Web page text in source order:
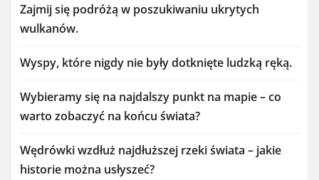
Zajmij się podróżą w poszukiwaniu ukrytych
wulkanów.
Wyspy, które nigdy nie były dotknięte ludzką ręką.
Wybieramy się na najdalszy punkt na mapie – co
warto zobaczyć na końcu świata?
Wędrówki wzdłuż najdłuższej rzeki świata – jakie
historie można usłyszeć?